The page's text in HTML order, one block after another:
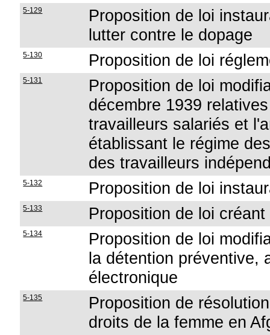
5-129
Proposition de loi
lutter contre le dopage
5-130 Proposition de loi
5-131
Proposition de loi
décembre 1939
travailleurs salariés et
établissant le régime
des travailleurs
5-132 Proposition de loi
5-133 Proposition de loi
5-134
Proposition de loi
la détention préventive,
électronique
5-135
Proposition de
droits de la femme en